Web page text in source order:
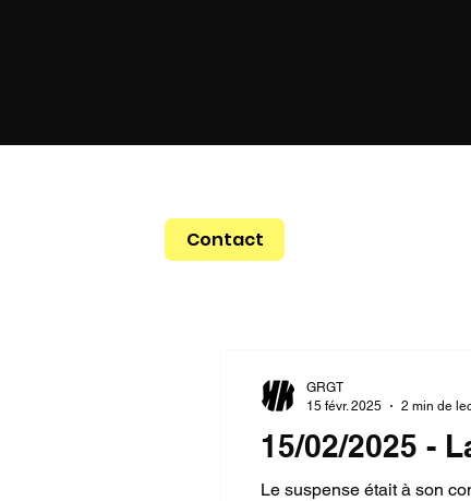
Contact
15/02/2025 -
Le suspense était à son
GRGT
15 févr. 2025
2 min de